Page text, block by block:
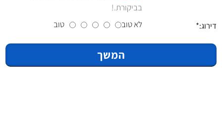
בביקורת.!
דירוג:
לא טוב טוב
המשך